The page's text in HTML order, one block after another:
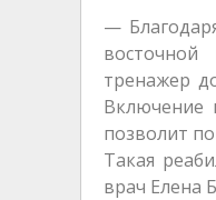
—
восточной
тренажер
Включение
позволит
Такая
врач Елена